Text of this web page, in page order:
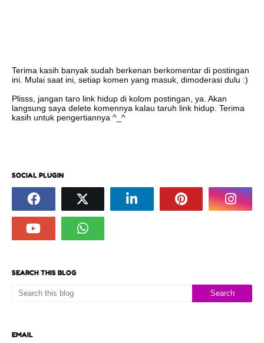
Terima kasih banyak sudah berkenan berkomentar di postingan
ini. Mulai saat ini, setiap komen yang masuk, dimoderasi dulu :)
Plisss, jangan taro link hidup di kolom postingan, ya. Akan
langsung saya delete komennya kalau taruh link hidup. Terima
kasih untuk pengertiannya ^_^
SOCIAL PLUGIN
SEARCH THIS BLOG
EMAIL